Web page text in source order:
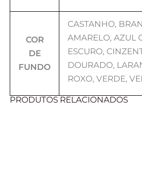
COR
DE
FUNDO
CASTANHO,
AMARELO, AZUL
ESCURO,
DOURADO,
ROXO, VERDE,
PRODUTOS RELACIONADOS